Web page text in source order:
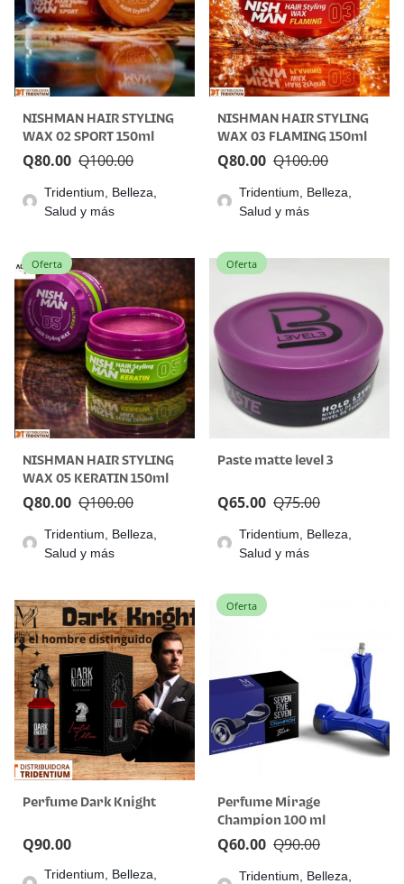
NISHMAN HAIR STYLING
WAX 02 SPORT 150ml
Q100.00
Q80.00
Tridentium, Belleza,
Salud y más
NISHMAN HAIR STYLING
WAX 03 FLAMING 150ml
Q100.00
Q80.00
Tridentium, Belleza,
Salud y más
Oferta
NISHMAN HAIR STYLING
WAX 05 KERATIN 150ml
Q100.00
Q80.00
Tridentium, Belleza,
Salud y más
Oferta
Paste matte level 3
Q75.00
Q65.00
Tridentium, Belleza,
Salud y más
Perfume Dark Knight
Q90.00
Tridentium, Belleza,
Oferta
Perfume Mirage
Champion 100 ml
Q90.00
Q60.00
Tridentium, Belleza,